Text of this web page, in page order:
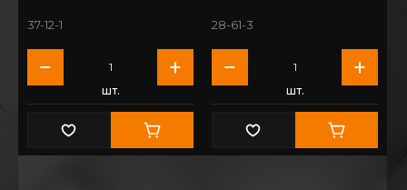
37-12-1
шт.
28-61-3
шт.